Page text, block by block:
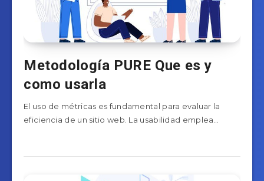
Metodología PURE Que es y
como usarla
El uso de métricas es fundamental para evaluar la
eficiencia de un sitio web. La usabilidad emplea…